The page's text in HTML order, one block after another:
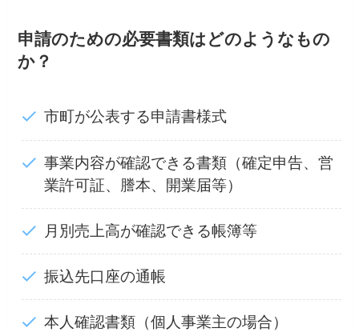
申請のための必要書類はどのようなもの
か？
市町が公表する申請書様式
事業内容が確認できる書類（確定申告、営
業許可証、謄本、開業届等）
月別売上高が確認できる帳簿等
振込先口座の通帳
本人確認書類（個人事業主の場合）